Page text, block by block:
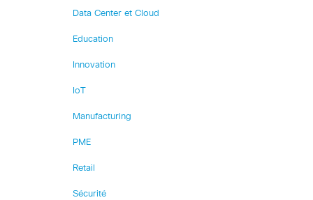
Data Center et Cloud
Education
Innovation
IoT
Manufacturing
PME
Retail
Sécurité